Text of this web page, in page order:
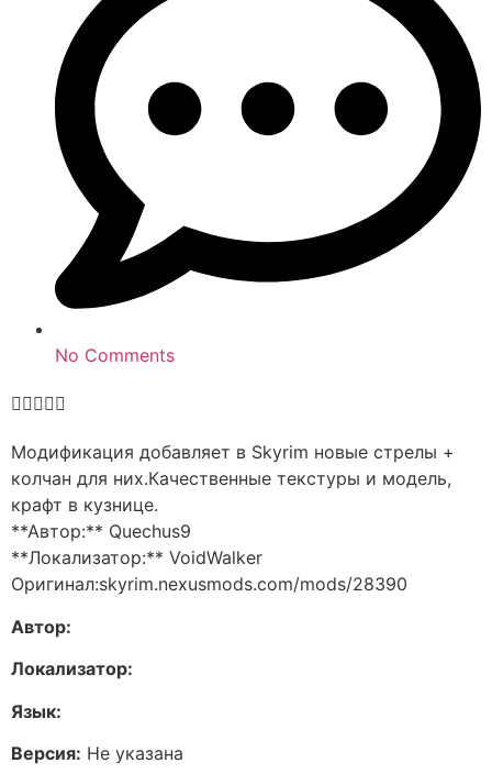
No Comments

Модификация добавляет в Skyrim новые стрелы +
колчан для них.Качественные текстуры и модель,
крафт в кузнице.
**Автор:** Quechus9
**Локализатор:** VoidWalker
Оригинал:skyrim.nexusmods.com/mods/28390
Автор:
Локализатор:
Язык:
Версия: Не указана